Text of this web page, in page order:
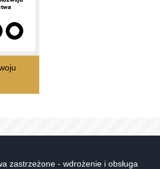
zastrzeżone - wdrożenie i obsługa